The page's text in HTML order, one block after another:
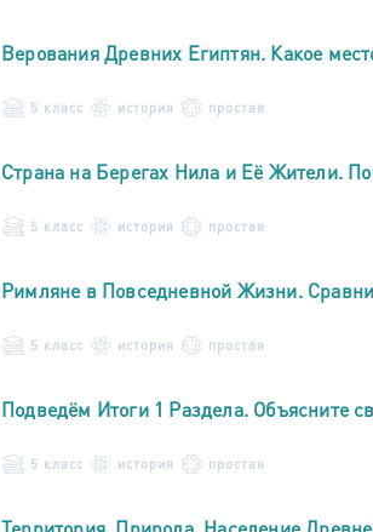
Верования Древних Египтян. Какое
5 класс история простая
Страна на Берегах Нила и Её Жители.
5 класс история простая
Римляне в Повседневной Жизни.
5 класс история простая
Подведём Итоги 1 Раздела. Объясните
5 класс история простая